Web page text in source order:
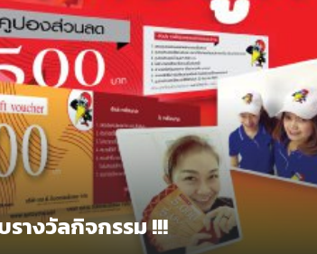
รางวัลกิจกรรม !!!